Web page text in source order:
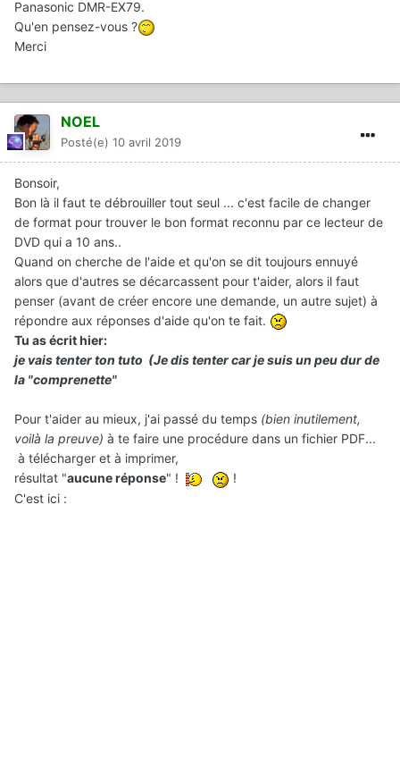
Panasonic DMR-EX79.
Qu'en pensez-vous ?
Merci
NOEL
Posté(e) 10 avril 2019
Bonsoir,
Bon là il faut te débrouiller tout seul ... c'est facile de changer
de format pour trouver le bon format reconnu par ce lecteur de
DVD qui a 10 ans..
Quand on cherche de l'aide et qu'on se dit toujours ennuyé
alors que d'autres se décarcassent pour t'aider, alors il faut
penser (avant de créer encore une demande, un autre sujet) à
répondre aux réponses d'aide qu'on te fait.
Tu as écrit hier:
je vais tenter ton tuto (Je dis tenter car je suis un peu dur de
la "comprenette"
Pour t'aider au mieux, j'ai passé du temps (bien inutilement,
voilà la preuve) à te faire une procédure dans un fichier PDF...
à télécharger et à imprimer,
résultat "aucune réponse" !
!
C'est ici :